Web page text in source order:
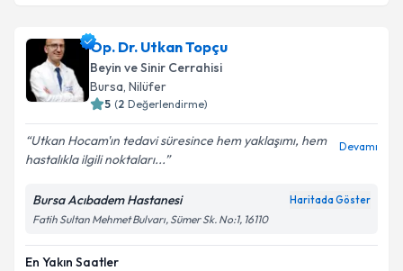
Op. Dr. Utkan Topçu
Beyin ve Sinir Cerrahisi
Bursa, Nilüfer
5 (2 Değerlendirme)
Utkan Hocam'ın tedavi süresince hem yaklaşımı, hem
hastalıkla ilgili noktaları...
Devamı
Bursa Acıbadem Hastanesi Haritada Göster
Fatih Sultan Mehmet Bulvarı, Sümer Sk. No:1, 16110
En Yakın Saatler